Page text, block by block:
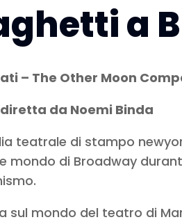
a
– The Other Moon
da Noemi Binda
teatrale di stampo
mondo di Broadway
sul mondo del teatro di